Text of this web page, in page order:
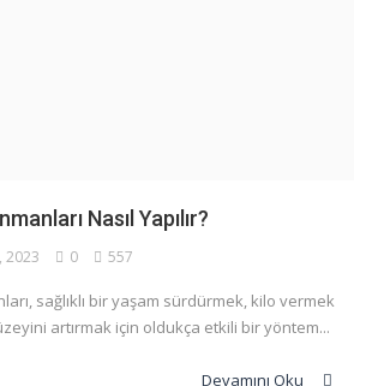
Nasıl Yapılır?
2023 0 557
sağlıklı bir yaşam sürdürmek, kilo vermek
artırmak için oldukça etkili bir yöntem...
Devamını Oku